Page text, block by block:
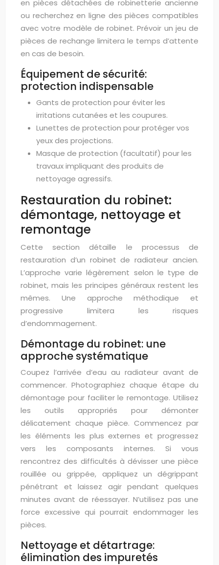
en pièces détachées de robinetterie ancienne
ou recherchez en ligne des pièces compatibles
avec votre modèle de robinet. Prévoir un jeu de
pièces de rechange limitera le temps d’attente
en cas de besoin.
Équipement de sécurité:
protection indispensable
Gants de protection pour éviter les
irritations cutanées et les coupures.
Lunettes de protection pour protéger vos
yeux des projections.
Masque de protection (facultatif) pour les
travaux impliquant des produits de
nettoyage agressifs.
Restauration du robinet:
démontage, nettoyage et
remontage
Cette section détaille le processus de
restauration d’un robinet de radiateur ancien.
L’approche varie légèrement selon le type de
robinet, mais les principes généraux restent les
mêmes. Une approche méthodique et
progressive limitera les risques
d’endommagement.
Démontage du robinet: une
approche systématique
Coupez l’arrivée d’eau au radiateur avant de
commencer. Photographiez chaque étape du
démontage pour faciliter le remontage. Utilisez
les outils appropriés pour démonter
délicatement chaque pièce. Commencez par
les éléments les plus externes et progressez
vers les composants internes. Si vous
rencontrez des difficultés à dévisser une pièce
rouillée ou grippée, appliquez un dégrippant
pénétrant et laissez agir pendant quelques
minutes avant de réessayer. N’utilisez pas une
force excessive qui pourrait endommager les
pièces.
Nettoyage et détartrage:
élimination des impuretés